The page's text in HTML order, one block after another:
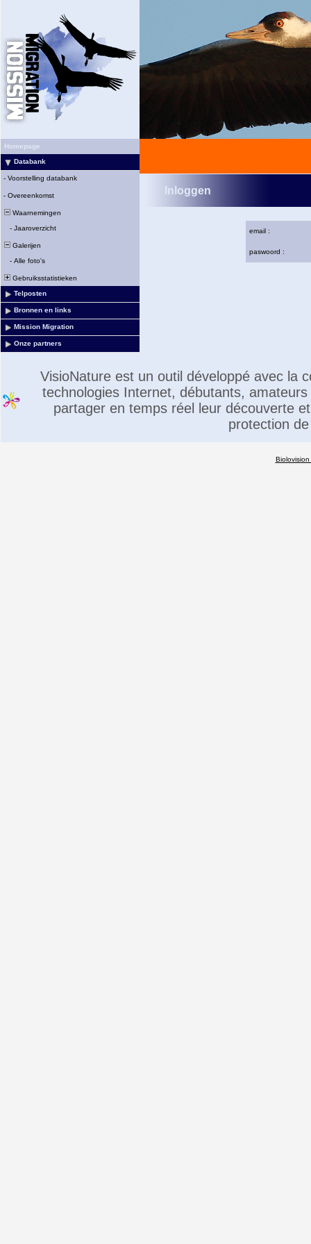
Homepage
Databank
- Voorstelling databank
- Overeenkomst
Waarnemingen
- Jaaroverzicht
Galerijen
- Alle foto's
Gebruiksstatistieken
Telposten
Bronnen en links
Mission Migration
Onze partners
Inloggen
email :
paswoord :
VisioNature est un outil développé avec la
technologies Internet, débutants,
partager en temps réel leur découverte
protection
Biolovision